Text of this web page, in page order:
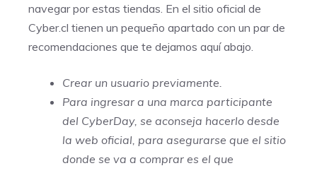
navegar por estas tiendas. En el sitio oficial de
Cyber.cl tienen un pequeño apartado con un par de
recomendaciones que te dejamos aquí abajo.
Crear un usuario previamente.
Para ingresar a una marca participante
del CyberDay, se aconseja hacerlo desde
la web oficial, para asegurarse que el sitio
donde se va a comprar es el que